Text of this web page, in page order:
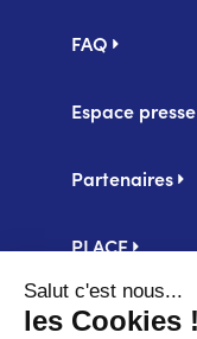
FAQ
Espace presse
Partenaires
PLACE
Centrale